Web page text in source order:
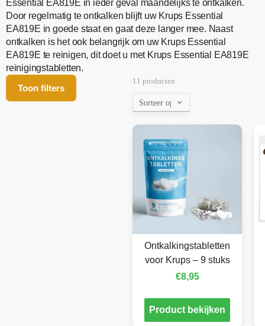
Essential EA819E in ieder geval maandelijks te ontkalken.
Door regelmatig te ontkalken blijft uw Krups Essential
EA819E in goede staat en gaat deze langer mee. Naast
ontkalken is het ook belangrijk om uw Krups Essential
EA819E te reinigen, dit doet u met Krups Essential EA819E
reinigingstabletten.
Toon filters
11 producten
Ontkalkingstabletten
voor Krups – 9 stuks
€8,95
Product bekijken